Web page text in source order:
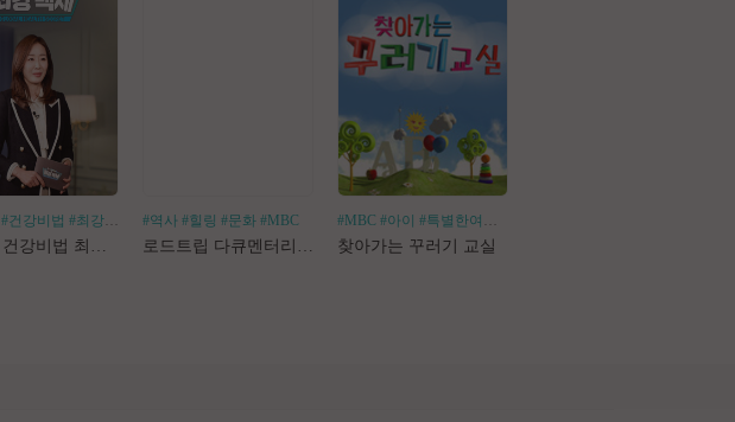
#건강비법 #최강백세 #김경화
#역사 #힐링 #문화 #MBC #MBC #아이 #특별한여행
찾아가는 꾸러기 교실